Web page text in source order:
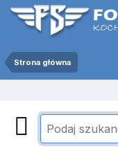
Strona główna